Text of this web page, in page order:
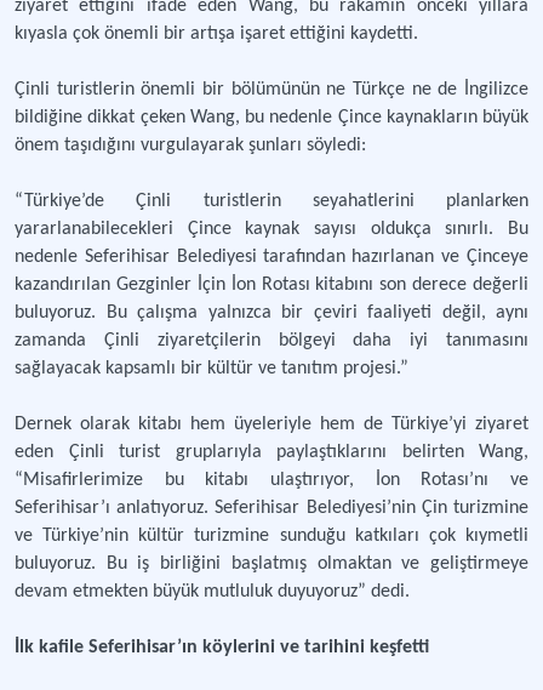
ziyaret ettiğini ifade eden Wang, bu rakamın önceki yıllara
kıyasla çok önemli bir artışa işaret ettiğini kaydetti.
Çinli turistlerin önemli bir bölümünün ne Türkçe ne de İngilizce
bildiğine dikkat çeken Wang, bu nedenle Çince kaynakların büyük
önem taşıdığını vurgulayarak şunları söyledi:
“Türkiye’de Çinli turistlerin seyahatlerini planlarken
yararlanabilecekleri Çince kaynak sayısı oldukça sınırlı. Bu
nedenle Seferihisar Belediyesi tarafından hazırlanan ve Çinceye
kazandırılan Gezginler İçin İon Rotası kitabını son derece değerli
buluyoruz. Bu çalışma yalnızca bir çeviri faaliyeti değil, aynı
zamanda Çinli ziyaretçilerin bölgeyi daha iyi tanımasını
sağlayacak kapsamlı bir kültür ve tanıtım projesi.”
Dernek olarak kitabı hem üyeleriyle hem de Türkiye’yi ziyaret
eden Çinli turist gruplarıyla paylaştıklarını belirten Wang,
“Misafirlerimize bu kitabı ulaştırıyor, İon Rotası’nı ve
Seferihisar’ı anlatıyoruz. Seferihisar Belediyesi’nin Çin turizmine
ve Türkiye’nin kültür turizmine sunduğu katkıları çok kıymetli
buluyoruz. Bu iş birliğini başlatmış olmaktan ve geliştirmeye
devam etmekten büyük mutluluk duyuyoruz” dedi.
İlk kafile Seferihisar’ın köylerini ve tarihini keşfetti